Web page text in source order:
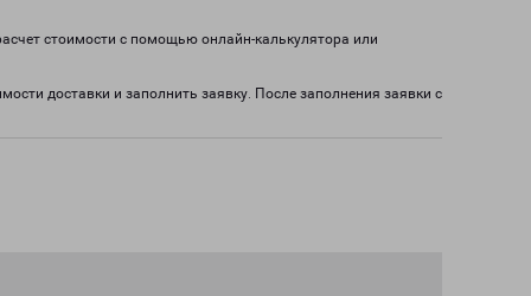
стоимости с помощью онлайн-калькулятора или
доставки и заполнить заявку. После заполнения заявки с